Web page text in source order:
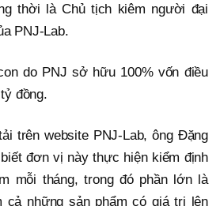
thời là Chủ tịch kiêm người đại
PNJ-Lab.
do PNJ sở hữu 100% vốn điều
đồng.
trên website PNJ-Lab, ông Đặng
đơn vị này thực hiện kiểm định
mỗi tháng, trong đó phần lớn là
cả những sản phẩm có giá trị lên